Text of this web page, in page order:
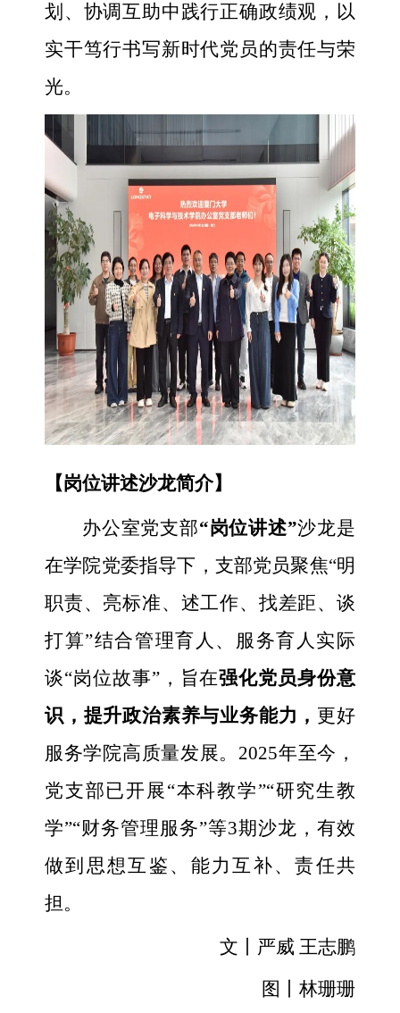
划、协调互助中践行正确政绩观，以
实干笃行书写新时代党员的责任与荣
光。
【岗位讲述沙龙简介】
办公室党支部“岗位讲述”沙龙是
在学院党委指导下，支部党员聚焦“明
职责、亮标准、述工作、找差距、谈
打算”结合管理育人、服务育人实际
谈“岗位故事”，旨在强化党员身份意
识，提升政治素养与业务能力， 更好
服务学院高质量发展。2025年至今，
党支部已开展“本科教学”“研究生教
学”“财务管理服务”等3期沙龙，有效
做到思想互鉴、能力互补、责任共
担。
文丨严威 王志鹏
图丨林珊珊